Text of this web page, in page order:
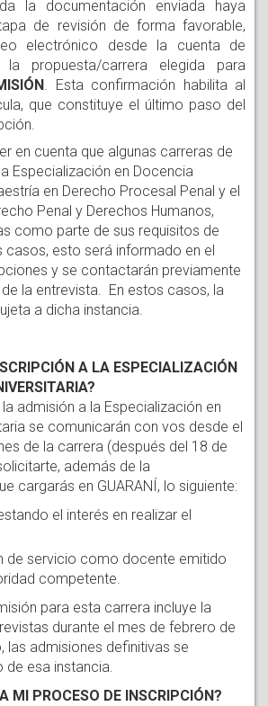
la documentación enviada haya
de revisión de forma favorable,
electrónico desde la cuenta de
la propuesta/carrera elegida para
. Esta confirmación habilita al
que constituye el último paso del
en cuenta que algunas carreras de
Especialización en Docencia
en Derecho Procesal Penal y el
Penal y Derechos Humanos,
como parte de sus requisitos de
casos, esto será informado en el
y se contactarán previamente
la entrevista.  En estos casos, la
a dicha instancia.
A LA ESPECIALIZACIÓN
admisión a la Especialización en
se comunicarán con vos desde el
de la carrera (después del 18 de
además de la
cargarás en GUARANÍ, lo siguiente:
el interés en realizar el
de servicio como docente emitido
competente.
para esta carrera incluye la
durante el mes de febrero de
las admisiones definitivas se
de esa instancia.
MI PROCESO DE INSCRIPCIÓN?